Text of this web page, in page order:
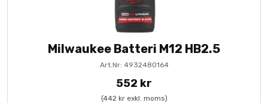
Milwaukee Batteri M12 HB2.5
Art.Nr: 4932480164
552 kr
(442 kr exkl. moms)